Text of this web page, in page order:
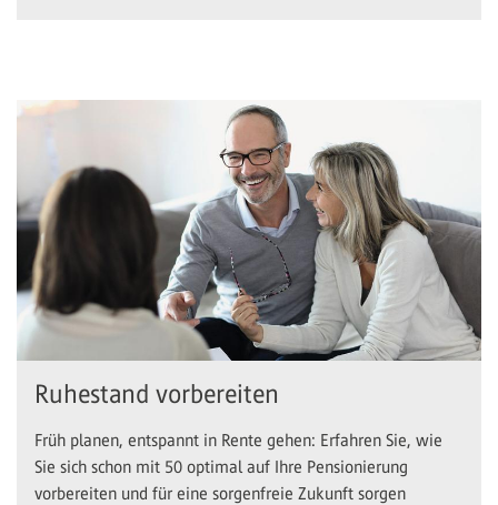
Ruhestand vorbereiten
Früh planen, entspannt in Rente gehen: Erfahren Sie, wie
Sie sich schon mit 50 optimal auf Ihre Pensionierung
vorbereiten und für eine sorgenfreie Zukunft sorgen